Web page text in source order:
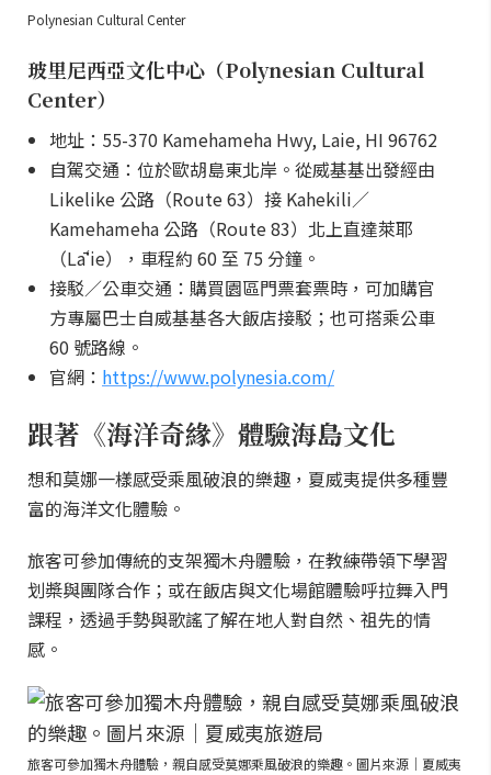
Polynesian Cultural Center
玻里尼西亞文化中心（Polynesian Cultural
Center）
地址：55-370 Kamehameha Hwy, Laie, HI 96762
自駕交通：位於歐胡島東北岸。從威基基出發經由
Likelike 公路（Route 63）接 Kahekili／
Kamehameha 公路（Route 83）北上直達萊耶
（Lāʻie），車程約 60 至 75 分鐘。
接駁／公車交通：購買園區門票套票時，可加購官
方專屬巴士自威基基各大飯店接駁；也可搭乘公車
60 號路線。
官網： https://www.polynesia.com/
跟著《海洋奇緣》體驗海島文化
想和莫娜一樣感受乘風破浪的樂趣，夏威夷提供多種豐
富的海洋文化體驗。
旅客可參加傳統的支架獨木舟體驗，在教練帶領下學習
划槳與團隊合作；或在飯店與文化場館體驗呼拉舞入門
課程，透過手勢與歌謠了解在地人對自然、祖先的情
感。
旅客可參加獨木舟體驗，親自感受莫娜乘風破浪的樂趣。圖片來源｜夏威夷